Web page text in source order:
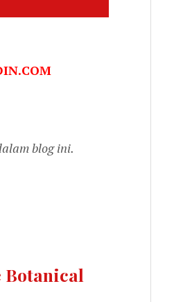
blog ini.
Botanical